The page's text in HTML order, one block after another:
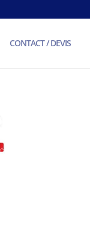
CONTACT / DEVIS